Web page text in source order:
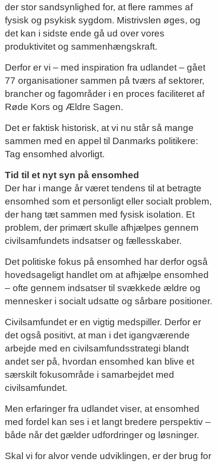
der stor sandsynlighed for, at flere rammes af
fysisk og psykisk sygdom. Mistrivslen øges, og
det kan i sidste ende gå ud over vores
produktivitet og sammenhængskraft.
Derfor er vi – med inspiration fra udlandet – gået
77 organisationer sammen på tværs af sektorer,
brancher og fagområder i en proces faciliteret af
Røde Kors og Ældre Sagen.
Det er faktisk historisk, at vi nu står så mange
sammen med en appel til Danmarks politikere:
Tag ensomhed alvorligt.
Tid til et nyt syn på ensomhed
Der har i mange år været tendens til at betragte
ensomhed som et personligt eller socialt problem,
der hang tæt sammen med fysisk isolation. Et
problem, der primært skulle afhjælpes gennem
civilsamfundets indsatser og fællesskaber.
Det politiske fokus på ensomhed har derfor også
hovedsageligt handlet om at afhjælpe ensomhed
– ofte gennem indsatser til svækkede ældre og
mennesker i socialt udsatte og sårbare positioner.
Civilsamfundet er en vigtig medspiller. Derfor er
det også positivt, at man i det igangværende
arbejde med en civilsamfundsstrategi blandt
andet ser på, hvordan ensomhed kan blive et
særskilt fokusområde i samarbejdet med
civilsamfundet.
Men erfaringer fra udlandet viser, at ensomhed
med fordel kan ses i et langt bredere perspektiv –
både når det gælder udfordringer og løsninger.
Skal vi for alvor vende udviklingen, er der brug for